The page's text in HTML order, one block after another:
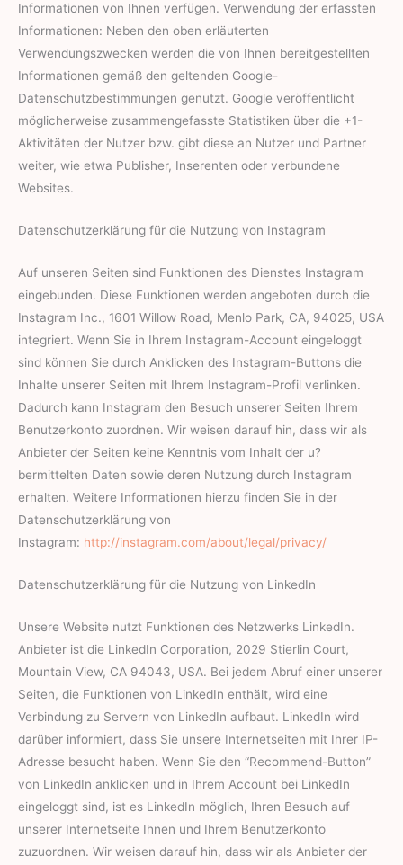
Informationen von Ihnen verfügen. Verwendung der erfassten
Informationen: Neben den oben erläuterten
Verwendungszwecken werden die von Ihnen bereitgestellten
Informationen gemäß den geltenden Google-
Datenschutzbestimmungen genutzt. Google veröffentlicht
möglicherweise zusammengefasste Statistiken über die +1-
Aktivitäten der Nutzer bzw. gibt diese an Nutzer und Partner
weiter, wie etwa Publisher, Inserenten oder verbundene
Websites.
Datenschutzerklärung für die Nutzung von Instagram
Auf unseren Seiten sind Funktionen des Dienstes Instagram
eingebunden. Diese Funktionen werden angeboten durch die
Instagram Inc., 1601 Willow Road, Menlo Park, CA, 94025, USA
integriert. Wenn Sie in Ihrem Instagram-Account eingeloggt
sind können Sie durch Anklicken des Instagram-Buttons die
Inhalte unserer Seiten mit Ihrem Instagram-Profil verlinken.
Dadurch kann Instagram den Besuch unserer Seiten Ihrem
Benutzerkonto zuordnen. Wir weisen darauf hin, dass wir als
Anbieter der Seiten keine Kenntnis vom Inhalt der u?
bermittelten Daten sowie deren Nutzung durch Instagram
erhalten. Weitere Informationen hierzu finden Sie in der
Datenschutzerklärung von
Instagram: http://instagram.com/about/legal/privacy/
Datenschutzerklärung für die Nutzung von LinkedIn
Unsere Website nutzt Funktionen des Netzwerks LinkedIn.
Anbieter ist die LinkedIn Corporation, 2029 Stierlin Court,
Mountain View, CA 94043, USA. Bei jedem Abruf einer unserer
Seiten, die Funktionen von LinkedIn enthält, wird eine
Verbindung zu Servern von LinkedIn aufbaut. LinkedIn wird
darüber informiert, dass Sie unsere Internetseiten mit Ihrer IP-
Adresse besucht haben. Wenn Sie den “Recommend-Button”
von LinkedIn anklicken und in Ihrem Account bei LinkedIn
eingeloggt sind, ist es LinkedIn möglich, Ihren Besuch auf
unserer Internetseite Ihnen und Ihrem Benutzerkonto
zuzuordnen. Wir weisen darauf hin, dass wir als Anbieter der